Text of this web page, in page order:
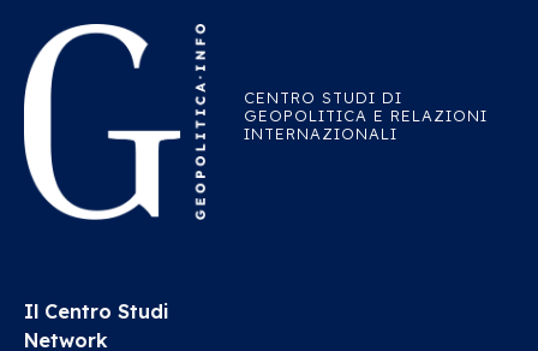
CENTRO STUDI DI
GEOPOLITICA E RELAZIONI
INTERNAZIONALI
Il Centro Studi
Network